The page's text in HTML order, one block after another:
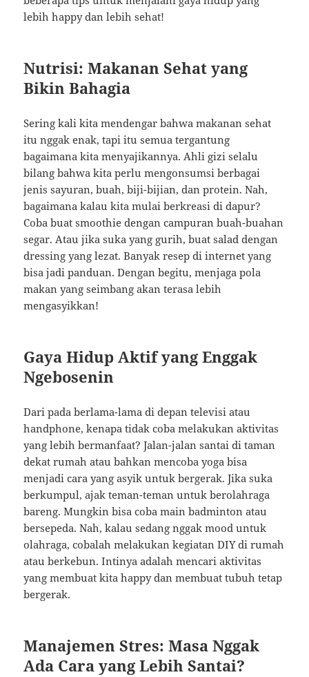
lebih happy dan lebih sehat!
Nutrisi: Makanan Sehat yang
Bikin Bahagia
Sering kali kita mendengar bahwa makanan sehat
itu nggak enak, tapi itu semua tergantung
bagaimana kita menyajikannya. Ahli gizi selalu
bilang bahwa kita perlu mengonsumsi berbagai
jenis sayuran, buah, biji-bijian, dan protein. Nah,
bagaimana kalau kita mulai berkreasi di dapur?
Coba buat smoothie dengan campuran buah-buahan
segar. Atau jika suka yang gurih, buat salad dengan
dressing yang lezat. Banyak resep di internet yang
bisa jadi panduan. Dengan begitu, menjaga pola
makan yang seimbang akan terasa lebih
mengasyikkan!
Gaya Hidup Aktif yang Enggak
Ngebosenin
Dari pada berlama-lama di depan televisi atau
handphone, kenapa tidak coba melakukan aktivitas
yang lebih bermanfaat? Jalan-jalan santai di taman
dekat rumah atau bahkan mencoba yoga bisa
menjadi cara yang asyik untuk bergerak. Jika suka
berkumpul, ajak teman-teman untuk berolahraga
bareng. Mungkin bisa coba main badminton atau
bersepeda. Nah, kalau sedang nggak mood untuk
olahraga, cobalah melakukan kegiatan DIY di rumah
atau berkebun. Intinya adalah mencari aktivitas
yang membuat kita happy dan membuat tubuh tetap
bergerak.
Manajemen Stres: Masa Nggak
Ada Cara yang Lebih Santai?